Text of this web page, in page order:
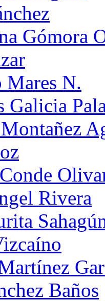
Gómora
Mares N.
Galicia
Rivera
Baños